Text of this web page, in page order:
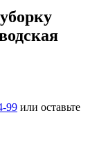
99 или оставьте